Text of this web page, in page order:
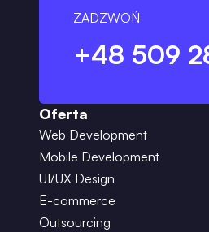
ZADZWOŃ
+48 509
Oferta
Web Development
Mobile Development
UI/UX Design
E-commerce
Outsourcing